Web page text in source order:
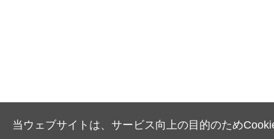
当ウェブサイトは、サービス向上の目的のため